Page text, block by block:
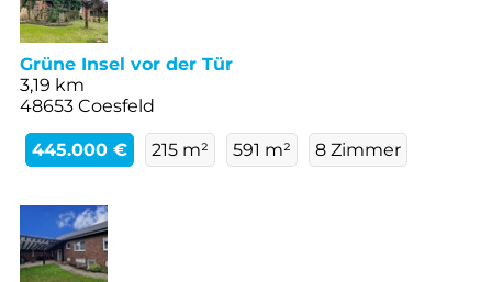
Grüne Insel vor der Tür
3,19 km
48653 Coesfeld
445.000 € 215 m² 591 m² 8 Zimmer